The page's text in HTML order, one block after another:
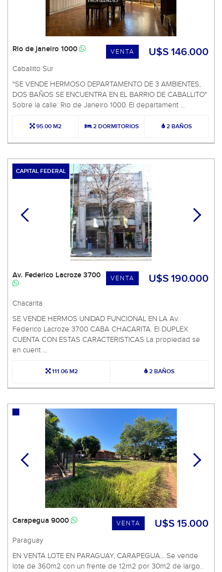
U$S 146.000
VENTA
Rio de janeiro 1000
Caballito Sur
"SE VENDE HERMOSO DEPARTAMENTO DE 3 AMBIENTES,
DOS BAÑOS SE ENCUENTRA EN EL BARRIO DE CABALLITO"
Sobre la calle: Rio de Janeiro 1000. El departament ...
95.00 M2 2 DORMITORIOS 2 BAÑOS
CAPITAL FEDERAL
U$S 190.000
VENTA
Av. Federico Lacroze 3700
Chacarita
SE VENDE HERMOS UNIDAD FUNCIONAL EN LA Av.
Federico Lacroze 3700 CABA CHACARITA. El DUPLEX
CUENTA CON ESTAS CARACTERISTICAS La propiedad se
en cuent ...
111.06 M2 2 BAÑOS
U$S 15.000
VENTA
Carapegua 9000
Paraguay
EN VENTA LOTE EN PARAGUAY, CARAPEGUA... Se vende
lote de 360m2 con un frente de 12m2 por 30m2 de largo..